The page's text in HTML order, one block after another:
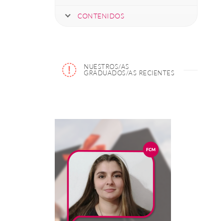
CONTENIDOS
NUESTROS/AS
GRADUADOS/AS RECIENTES